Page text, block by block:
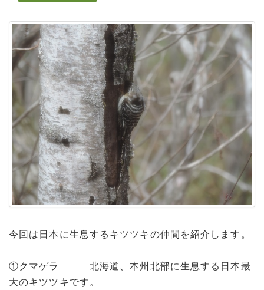
今回は日本に生息するキツツキの仲間を紹介します。
①クマゲラ 北海道、本州北部に生息する日本最
大のキツツキです。